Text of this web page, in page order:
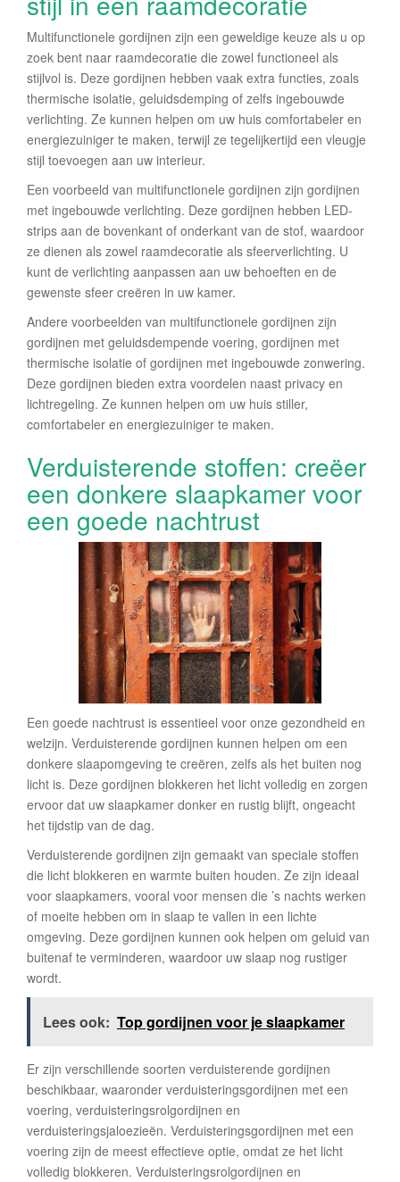
Multifunctionele gordijnen zijn een geweldige keuze als u op
zoek bent naar raamdecoratie die zowel functioneel als
stijlvol is. Deze gordijnen hebben vaak extra functies, zoals
thermische isolatie, geluidsdemping of zelfs ingebouwde
verlichting. Ze kunnen helpen om uw huis comfortabeler en
energiezuiniger te maken, terwijl ze tegelijkertijd een vleugje
stijl toevoegen aan uw interieur.
Een voorbeeld van multifunctionele gordijnen zijn gordijnen
met ingebouwde verlichting. Deze gordijnen hebben LED-
strips aan de bovenkant of onderkant van de stof, waardoor
ze dienen als zowel raamdecoratie als sfeerverlichting. U
kunt de verlichting aanpassen aan uw behoeften en de
gewenste sfeer creëren in uw kamer.
Andere voorbeelden van multifunctionele gordijnen zijn
gordijnen met geluidsdempende voering, gordijnen met
thermische isolatie of gordijnen met ingebouwde zonwering.
Deze gordijnen bieden extra voordelen naast privacy en
lichtregeling. Ze kunnen helpen om uw huis stiller,
comfortabeler en energiezuiniger te maken.
Verduisterende stoffen: creëer
een donkere slaapkamer voor
een goede nachtrust
Een goede nachtrust is essentieel voor onze gezondheid en
welzijn. Verduisterende gordijnen kunnen helpen om een
donkere slaapomgeving te creëren, zelfs als het buiten nog
licht is. Deze gordijnen blokkeren het licht volledig en zorgen
ervoor dat uw slaapkamer donker en rustig blijft, ongeacht
het tijdstip van de dag.
Verduisterende gordijnen zijn gemaakt van speciale stoffen
die licht blokkeren en warmte buiten houden. Ze zijn ideaal
voor slaapkamers, vooral voor mensen die ’s nachts werken
of moeite hebben om in slaap te vallen in een lichte
omgeving. Deze gordijnen kunnen ook helpen om geluid van
buitenaf te verminderen, waardoor uw slaap nog rustiger
wordt.
Lees ook: Top gordijnen voor je slaapkamer
Er zijn verschillende soorten verduisterende gordijnen
beschikbaar, waaronder verduisteringsgordijnen met een
voering, verduisteringsrolgordijnen en
verduisteringsjaloezieën. Verduisteringsgordijnen met een
voering zijn de meest effectieve optie, omdat ze het licht
volledig blokkeren. Verduisteringsrolgordijnen en